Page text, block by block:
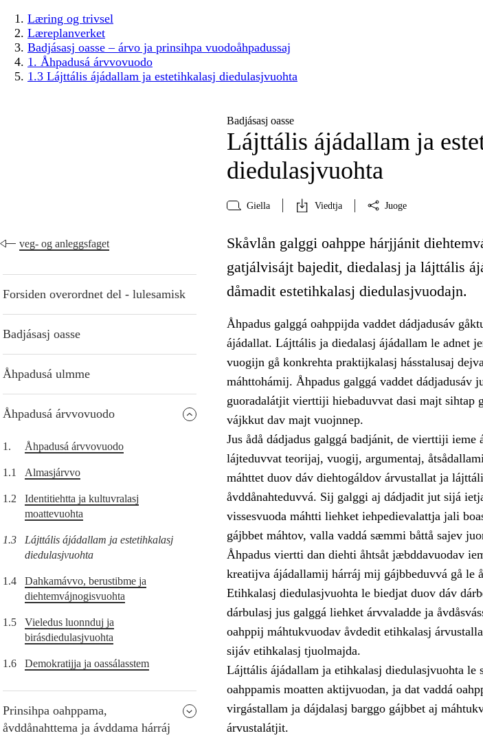
Læring og trivsel
Læreplanverket
Badjásasj oasse – árvo ja prinsihpa vuodoåhpadussaj
1. Åhpadusá árvvovuodo
1.3 Lájttális ájádallam ja estetihkalasj diedulasjvuohta
Badjásasj oasse
Lájttális ájádallam ja
diedulasjvuohta
Giella Viedtja Juoge
veg- og anleggsfaget
Forsiden overordnet del - lulesamisk
Badjásasj oasse
Åhpadusá ulmme
Åhpadusá árvvovuodo
1. Åhpadusá árvvovuodo
1.1 Almasjárvvo
1.2
Identitiehtta ja kultuvralasj
moattevuohta
1.3
Lájttális ájádallam ja estetihkalasj
diedulasjvuohta
1.4
Dahkamávvo, berustibme ja
diehtemvájnogisvuohta
1.5
Vieledus luonnduj ja
birásdiedulasjvuohta
1.6 Demokratijja ja oassálasstem
Prinsihpa oahppama,
åvddånahttema ja ávddama hárráj
Skåvlån galggi oahppe hárjjánit
gatjálvisájt bajedit, diedalasj ja lájttális
dåmadit estetihkalasj diedulasjvuodajn.
Åhpadus galggá oahppijda vaddet dádjadusáv
ájádallat. Lájttális ja diedalasj ájádallam le adnet
vuogijn gå konkrehta praktijkalasj hásstalusaj
máhttohámij. Åhpadus galggá vaddet dádjadusáv
guoradalátjit vierttiji hiebaduvvat dasi majt sihtap
vájkkut dav majt vuojnnep.
Jus ådå dádjadus galggá badjánit, de vierttiji ieme
lájteduvvat teorijaj, vuogij, argumentaj,
máhttet duov dáv diehtogáldov árvustallat ja
åvddånahteduvvá. Sij galggi aj dádjadit jut sijá
vissesvuoda máhtti liehket iehpedievalattja jali
gájbbet máhtov, valla vaddá sæmmi båttå sajev
Åhpadus viertti dan diehti åhtsåt jæbddavuodav
kreatijva ájádallamij hárráj mij gájbbeduvvá gå le
Etihkalasj diedulasjvuohta le biedjat duov dáv
dárbulasj jus galggá liehket árvvaladde ja
oahppij máhtukvuodav åvdedit etihkalasj
sijáv etihkalasj tjuolmajda.
Lájttális ájádallam ja etihkalasj diedulasjvuohta le
oahppamis moatten aktijvuodan, ja dat vaddá
virgástallam ja dájdalasj barggo gájbbet aj
árvustalátjit.